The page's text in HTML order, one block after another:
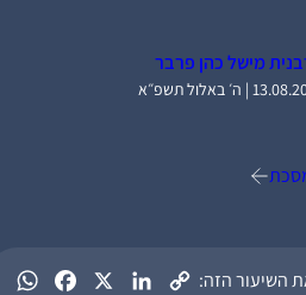
מישל כהן פרבר
| ה׳ באלול תשפ״א
השיעור הזה: